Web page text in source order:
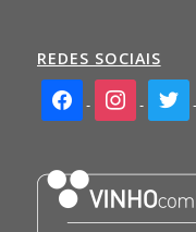
REDES SOCIAIS
facebook2instagramtwitter